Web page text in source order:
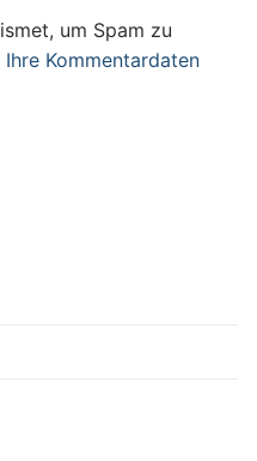
um Spam zu
Kommentardaten